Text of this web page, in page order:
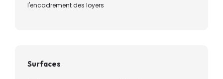
l'encadrement des loyers
Surfaces